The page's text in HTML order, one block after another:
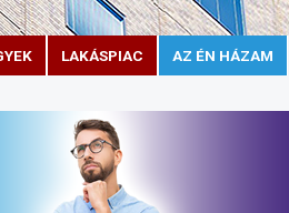
LAKÁSPIAC AZ ÉN HÁZAM